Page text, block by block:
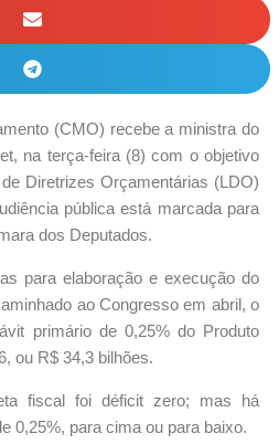
(CMO) recebe a ministra do
na terça-feira (8) com o objetivo
Diretrizes Orçamentárias (LDO)
pública está marcada para
dos Deputados.
para elaboração e execução do
ao Congresso em abril, o
primário de 0,25% do Produto
ou R$ 34,3 bilhões.
fiscal foi déficit zero; mas há
0,25%, para cima ou para baixo.